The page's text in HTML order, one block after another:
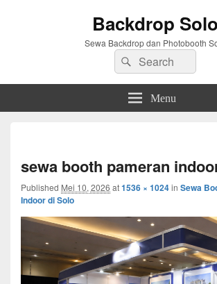
Backdrop Solo
Sewa Backdrop dan Photobooth
Search
for:
Search
Menu
sewa booth pameran
Published Mei 10, 2026 at1536 × 1024in Sewa
Indoor di Solo